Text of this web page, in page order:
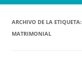
ARCHIVO DE LA ETIQUETA:
MATRIMONIAL